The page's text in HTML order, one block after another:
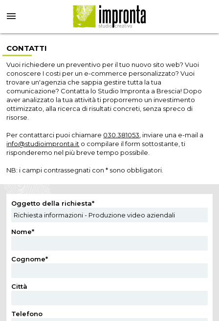
CONTATTI
Vuoi richiedere un preventivo per il tuo nuovo sito web? Vuoi
conoscere I costi per un e-commerce personalizzato? Vuoi
trovare un'agenzia che sappia gestire tutta la tua
comunicazione? Contatta lo Studio Impronta a Brescia! Dopo
aver analizzato la tua attività ti proporremo un investimento
ottimizzato, alla ricerca di risultati concreti, senza spreco di
risorse.
Per contattarci puoi chiamare 030.381053 , inviare una e-mail a
info@studioimpronta.it o compilare il form sottostante, ti
risponderemo nel più breve tempo possibile.
NB: i campi contrassegnati con * sono obbligatori.
Oggetto della richiesta*
Nome*
Cognome*
Città
Telefono